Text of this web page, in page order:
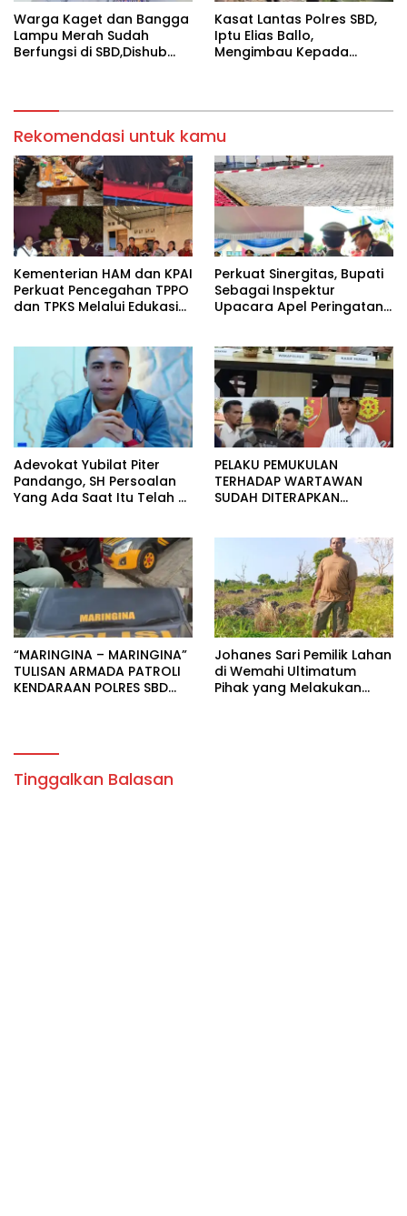
Warga Kaget dan Bangga
Lampu Merah Sudah
Berfungsi di SBD,Dishub
Kasat Lantas Polres SBD,
Iptu Elias Ballo,
Mengimbau Kepada
Dimodifikasi Untuk Mengisi
BBM Bersubsidi
Rekomendasi untuk kamu
Kementerian HAM dan KPAI
Perkuat Pencegahan TPPO
dan TPKS Melalui Edukasi
Perkuat Sinergitas, Bupati
Sebagai Inspektur
Upacara Apel Peringatan
Adevokat Yubilat Piter
Pandango, SH Persoalan
Yang Ada Saat Itu Telah di
PELAKU PEMUKULAN
TERHADAP WARTAWAN
SUDAH DITERAPKAN
“MARINGINA – MARINGINA”
TULISAN ARMADA PATROLI
KENDARAAN POLRES SBD
‎Johanes Sari Pemilik Lahan
di Wemahi Ultimatum
Pihak yang Melakukan
Tinggalkan Balasan